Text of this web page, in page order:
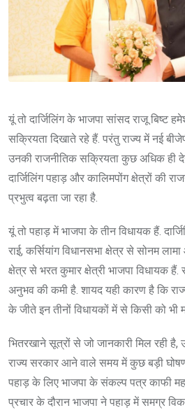
यूं तो दार्जिलिंग के भाजपा सांसद राजू बिष्ट
सक्रियता दिखाते रहे हैं. परंतु राज्य में नई
उनकी राजनीतिक सक्रियता कुछ अधिक ही
दार्जिलिंग पहाड़ और कालिमपोंग क्षेत्रों की
प्रभुत्व बढ़ता जा रहा है.
यूं तो पहाड़ में भाजपा के तीन विधायक हैं.
राई, कर्सियांग विधानसभा क्षेत्र से सोनम
क्षेत्र से भरत कुमार क्षेत्री भाजपा विधायक
अनुभव की कमी है. शायद यही कारण है कि
के जीते इन तीनों विधायकों में से किसी को भी
भितरखाने सूत्रों से जो जानकारी मिल रही
राज्य सरकार आने वाले समय में कुछ बड़ी
पहाड़ के लिए भाजपा के संकल्प पत्र काफी
प्रचार के दौरान भाजपा ने पहाड़ में समग्र